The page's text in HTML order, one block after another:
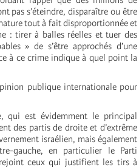
pas s’éteindre, disparaître ou être
tout à fait disproportionnée et
: tirer à balles réelles et tuer des
» de s’être approchés d’une
à ce crime indique à quel point la
publique internationale pour
qui est évidemment le principal
des partis de droite et d’extrême
israélien, mais également
gauche, en particulier le Parti
ceux qui justifient les tirs à